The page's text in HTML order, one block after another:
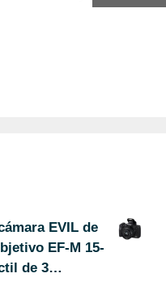
EVIL de
EF-M 15-
de 3…